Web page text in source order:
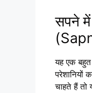
सपने में
यह एक
परेशानियों
चाहते हैं तो